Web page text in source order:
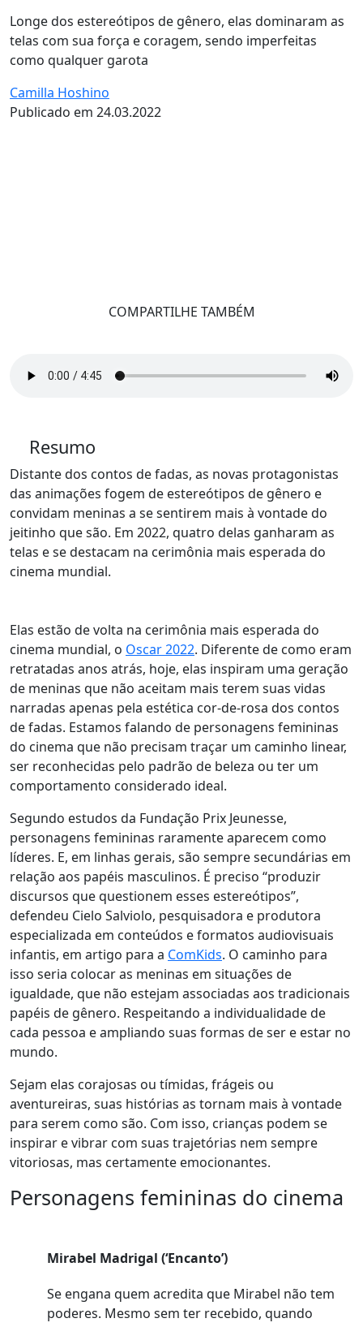
Longe dos estereótipos de gênero, elas dominaram as
telas com sua força e coragem, sendo imperfeitas
como qualquer garota
Camilla Hoshino
Publicado em 24.03.2022
COMPARTILHE TAMBÉM
Resumo
Distante dos contos de fadas, as novas protagonistas
das animações fogem de estereótipos de gênero e
convidam meninas a se sentirem mais à vontade do
jeitinho que são. Em 2022, quatro delas ganharam as
telas e se destacam na cerimônia mais esperada do
cinema mundial.
Elas estão de volta na cerimônia mais esperada do
cinema mundial, o Oscar 2022. Diferente de como eram
retratadas anos atrás, hoje, elas inspiram uma geração
de meninas que não aceitam mais terem suas vidas
narradas apenas pela estética cor-de-rosa dos contos
de fadas. Estamos falando de personagens femininas
do cinema que não precisam traçar um caminho linear,
ser reconhecidas pelo padrão de beleza ou ter um
comportamento considerado ideal.
Segundo estudos da Fundação Prix Jeunesse,
personagens femininas raramente aparecem como
líderes. E, em linhas gerais, são sempre secundárias em
relação aos papéis masculinos. É preciso “produzir
discursos que questionem esses estereótipos”,
defendeu Cielo Salviolo, pesquisadora e produtora
especializada em conteúdos e formatos audiovisuais
infantis, em artigo para a ComKids. O caminho para
isso seria colocar as meninas em situações de
igualdade, que não estejam associadas aos tradicionais
papéis de gênero. Respeitando a individualidade de
cada pessoa e ampliando suas formas de ser e estar no
mundo.
Sejam elas corajosas ou tímidas, frágeis ou
aventureiras, suas histórias as tornam mais à vontade
para serem como são. Com isso, crianças podem se
inspirar e vibrar com suas trajetórias nem sempre
vitoriosas, mas certamente emocionantes.
Personagens femininas do cinema
Mirabel Madrigal (‘Encanto’)
Se engana quem acredita que Mirabel não tem
poderes. Mesmo sem ter recebido, quando